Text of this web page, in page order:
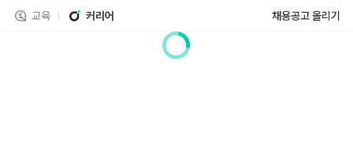
교육 커리어 채용공고 올리기